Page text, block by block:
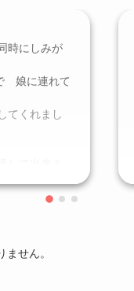
時にしみが
娘に連れて
てくれまし
て出来ま
取れてきて
せん。